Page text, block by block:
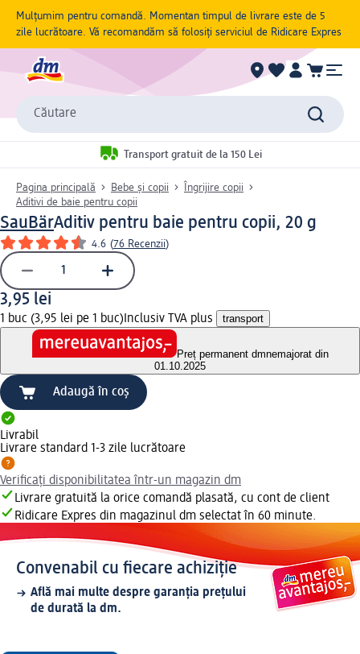
Mulțumim pentru comandă. Momentan timpul de livrare este de 5
zile lucrătoare. Vă recomandăm să folosiți serviciul de Ridicare Expres
Căutare
Transport gratuit de la 150 Lei
Pagina principală Bebe și copii
Îngrijire copii
Aditivi de baie pentru copii
SauBärAditiv pentru baie pentru copii, 20 g
4.6 (76 Recenzii)
3,95 lei
1 buc (3,95 lei pe 1 buc) Inclusiv TVA plus transport
Preț permanent dmnemajorat din
01.10.2025
Adaugă în coș
Livrabil
Livrare standard 1-3 zile lucrătoare
Verificați disponibilitatea într-un magazin dm
Livrare gratuită la orice comandă plasată, cu cont de client
Ridicare Expres din magazinul dm selectat în 60 minute.
Convenabil cu fiecare achiziție
Află mai multe despre garanția prețului
de durată la dm.